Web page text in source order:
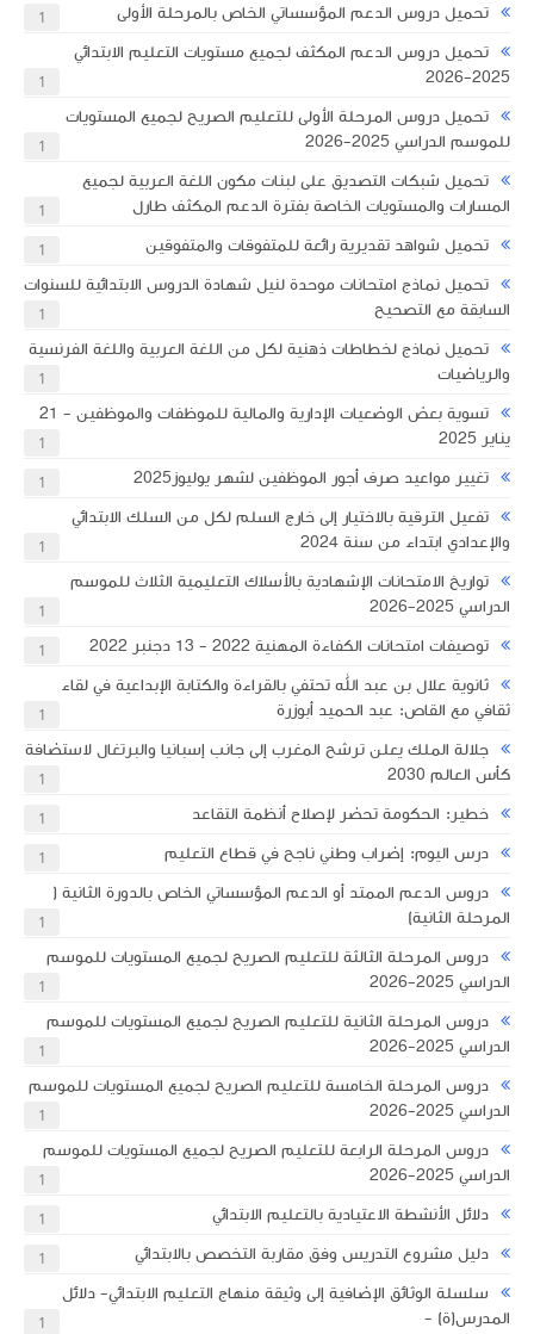
تحميل دروس الدعم المؤسساتي الخاص بالمرحلة الأولى 1
تحميل دروس الدعم المكثف لجميع مستويات التعليم الابتدائي
2025-2026
1
تحميل دروس المرحلة الأولى للتعليم الصريح لجميع المستويات
للموسم الدراسي 2025-2026
1
تحميل شبكات التصديق على لبنات مكون اللغة العربية لجميع
المسارات والمستويات الخاصة بفترة الدعم المكثف طارل
1
تحميل شواهد تقديرية رائعة للمتفوقات والمتفوقين 1
تحميل نماذج امتحانات موحدة لنيل شهادة الدروس الابتدائية للسنوات
السابقة مع التصحيح
1
تحميل نماذج لخطاطات ذهنية لكل من اللغة العربية واللغة الفرنسية
والرياضيات
1
تسوية بعض الوضعيات الإدارية والمالية للموظفات والموظفين - 21
يناير 2025
1
تغيير مواعيد صرف أجور الموظفين لشهر يوليوز2025 1
تفعيل الترقية بالاختيار إلى خارج السلم لكل من السلك الابتدائي
والإعدادي ابتداء من سنة 2024
1
تواريخ الامتحانات الإشهادية بالأسلاك التعليمية الثلاث للموسم
الدراسي 2025-2026
1
​توصيفات امتحانات الكفاءة المهنية 2022 - 13 دجنبر 2022 1
ثانوية علال بن عبد الله تحتفي بالقراءة والكتابة الإبداعية في لقاء
ثقافي مع القاص: عبد الحميد أبوزرة
1
جلالة الملك يعلن ترشح المغرب إلى جانب إسبانيا والبرتغال لاستضافة
كأس العالم 2030
1
خطير: الحكومة تحضر لإصلاح أنظمة التقاعد 1
درس اليوم: إضراب وطني ناجح في قطاع التعليم 1
دروس الدعم الممتد أو الدعم المؤسساتي الخاص بالدورة الثانية (
المرحلة الثانية)
1
دروس المرحلة الثالثة للتعليم الصريح لجميع المستويات للموسم
الدراسي 2025-2026
1
دروس المرحلة الثانية للتعليم الصريح لجميع المستويات للموسم
الدراسي 2025-2026
1
دروس المرحلة الخامسة للتعليم الصريح لجميع المستويات للموسم
الدراسي 2025-2026
1
دروس المرحلة الرابعة للتعليم الصريح لجميع المستويات للموسم
الدراسي 2025-2026
1
دلائل الأنشطة الاعتيادية بالتعليم الابتدائي 1
دليل مشروع التدريس وفق مقاربة التخصص بالابتدائي 1
سلسلة الوثائق الإضافية إلى وثيقة منهاج التعليم الابتدائي- دلائل
المدرس(ة) -
1